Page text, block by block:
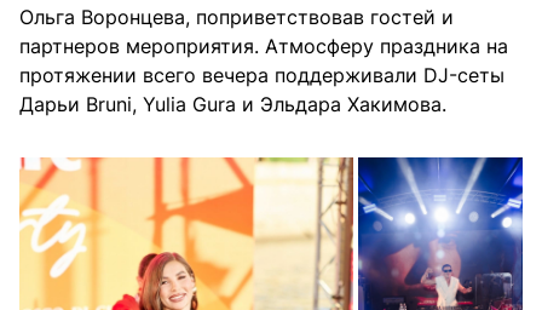
Ольга Воронцева, поприветствовав гостей и
партнеров мероприятия. Атмосферу праздника на
протяжении всего вечера поддерживали DJ-сеты
Дарьи Bruni, Yulia Gura и Эльдара Хакимова.